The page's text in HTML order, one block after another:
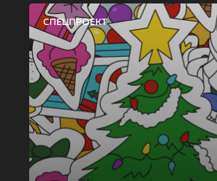
СПЕЦПРОЕКТ